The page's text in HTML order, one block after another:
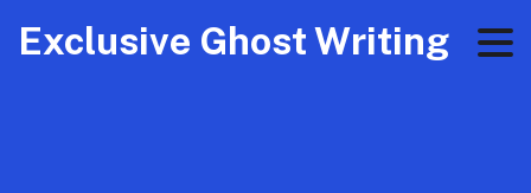
Exclusive Ghost Writing